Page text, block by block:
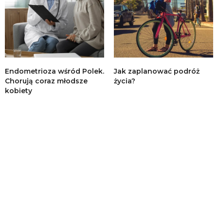
Endometrioza wśród Polek.
Chorują coraz młodsze
kobiety
Jak zaplanować podróż
życia?